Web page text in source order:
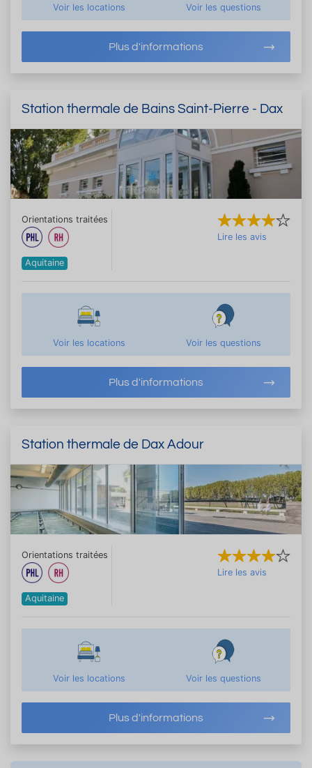
Voir les locations Voir les questions
Plus d'informations
Station thermale de Bains Saint-Pierre - Dax
Orientations traitées
Aquitaine
Lire les avis
Voir les locations Voir les questions
Plus d'informations
Station thermale de Dax Adour
Orientations traitées
Aquitaine
Lire les avis
Voir les locations Voir les questions
Plus d'informations